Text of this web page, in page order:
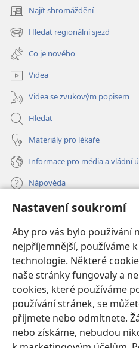
Nastavení soukromí
Aby pro vás bylo používání
nejpříjemnější, používáme
technologie. Některé
naše stránky fungovaly a
cookies, které používáme
používání stránek, se
přijmete nebo odmítnete.
nebo získáme, nebudou
Najít shromáždění
(otevřeno
nové
okno)
Hledat regionální sjezd
(otevřeno
nové
okno)
Co je nového
Videa
Videa se zvukovým popisem
Hledat
Materiály pro lékaře
Informace pro média a vládní
Nápověda
Dary
nové
okno) ONLINE KNIHOVNA Strážné
(otevřeno
nové
okno)JW Hub®
(otevřeno
nové
okno)JW Library
Watchtower Library